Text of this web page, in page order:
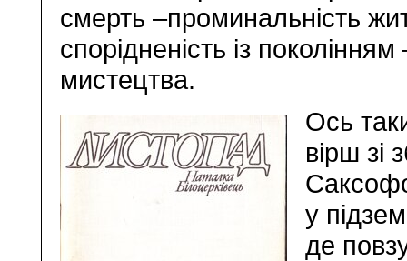
смерть –проминальність
спорідненість із
мистецтва.
Ось
вірш зі
у
де